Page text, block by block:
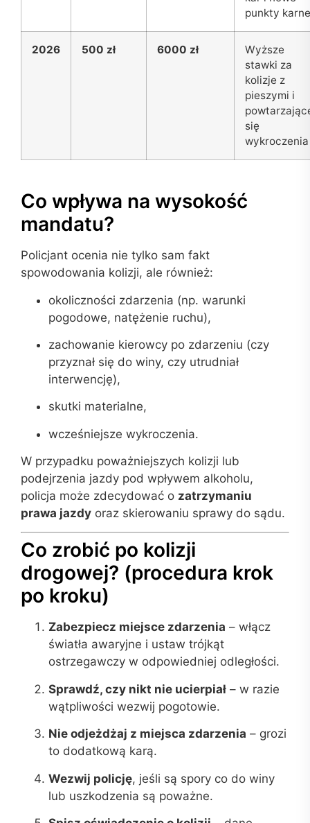
punkty karne
2026 500 zł 6000 zł
Wyższe
stawki za
kolizje z
pieszymi i
się
wykroczenia
Co wpływa na wysokość
mandatu?
Policjant ocenia nie tylko sam fakt
spowodowania kolizji, ale również:
okoliczności zdarzenia (np. warunki
pogodowe, natężenie ruchu),
zachowanie kierowcy po zdarzeniu (czy
przyznał się do winy, czy utrudniał
interwencję),
skutki materialne,
wcześniejsze wykroczenia.
W przypadku poważniejszych kolizji lub
podejrzenia jazdy pod wpływem alkoholu,
policja może zdecydować o zatrzymaniu
prawa jazdy oraz skierowaniu sprawy do sądu.
Co zrobić po kolizji
drogowej? (procedura krok
po kroku)
Zabezpiecz miejsce zdarzenia – włącz
światła awaryjne i ustaw trójkąt
ostrzegawczy w odpowiedniej odległości.
Sprawdź, czy nikt nie ucierpiał – w razie
wątpliwości wezwij pogotowie.
Nie odjeżdżaj z miejsca zdarzenia – grozi
to dodatkową karą.
Wezwij policję, jeśli są spory co do winy
lub uszkodzenia są poważne.